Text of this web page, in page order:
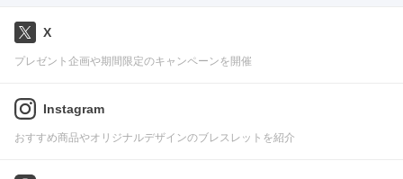
X
プレゼント企画や期間限定のキャンペーンを開催
Instagram
おすすめ商品やオリジナルデザインのブレスレットを紹介